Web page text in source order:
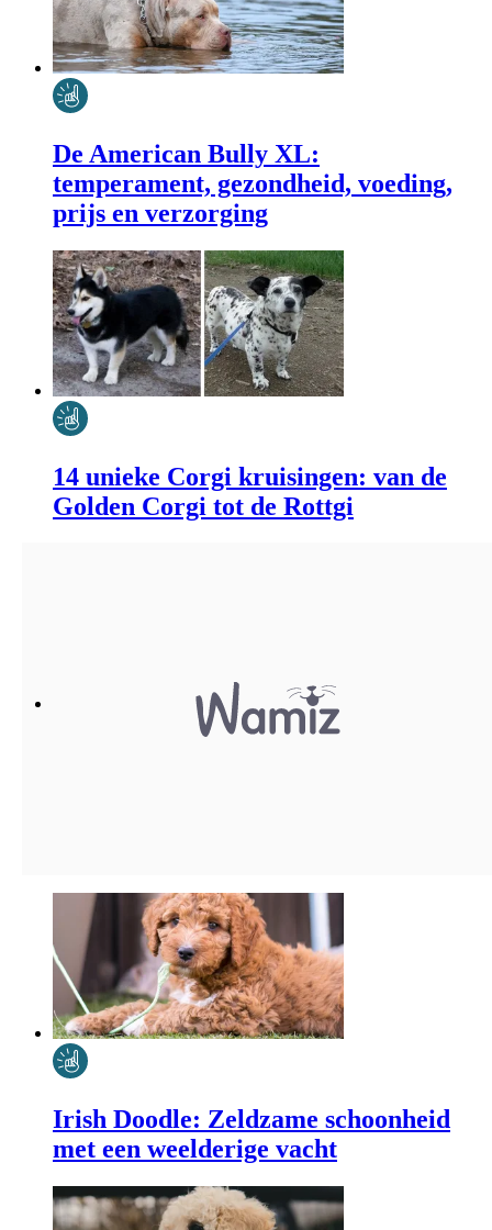
De American Bully XL:
temperament, gezondheid, voeding,
prijs en verzorging
14 unieke Corgi kruisingen: van de
Golden Corgi tot de Rottgi
Irish Doodle: Zeldzame schoonheid
met een weelderige vacht